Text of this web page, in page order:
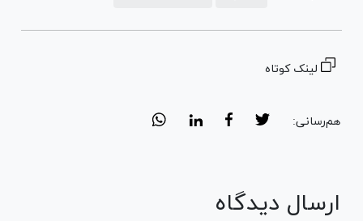
لینک کوتاه
هم‌رسانی:
ارسال دیدگاه